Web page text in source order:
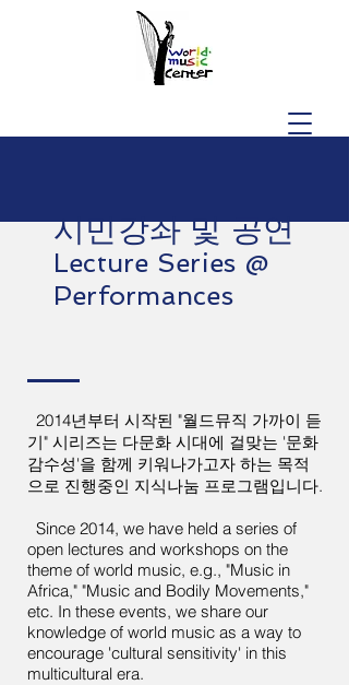
시민강좌 및 공연
Lecture Series @
Performances
2014년부터 시작된 "월드뮤직 가까이 듣
기" 시리즈는 다문화 시대에 걸맞는 '문화
감수성'을 함께 키워나가고자 하는 목적
으로 진행중인 지식나눔 프로그램입니다.
Since 2014, we have held a series of
open lectures and workshops on the
theme of world music, e.g., "Music in
Africa," "Music and Bodily Movements,"
etc. In these events, we share our
knowledge of world music as a way to
encourage 'cultural sensitivity' in this
multicultural era.